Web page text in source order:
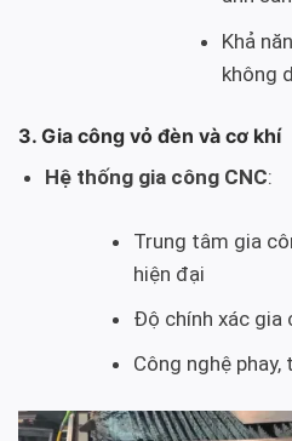
Khả
không
3. Gia công vỏ đèn và cơ khí
Hệ thống gia công CNC:
Trung tâm gia
hiện đại
Độ chính xác gia
Công nghệ